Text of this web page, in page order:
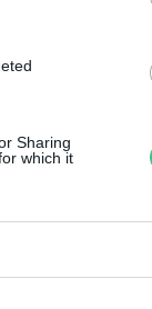
Sharing
which it
a